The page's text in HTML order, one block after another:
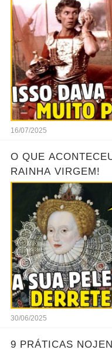
16/07/2025
O QUE
RAINHA VIRGEM!
30/06/2025
9 PRÁTICAS